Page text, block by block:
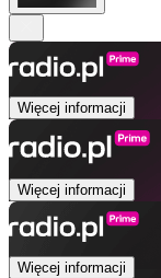
Więcej informacji
Więcej informacji
Więcej informacji